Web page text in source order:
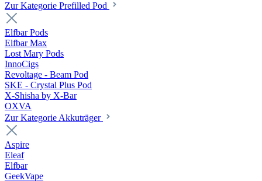
Zur Kategorie Prefilled Pod
Elfbar Pods
Elfbar Max
Lost Mary Pods
InnoCigs
Revoltage - Beam Pod
SKE - Crystal Plus Pod
X-Shisha by X-Bar
OXVA
Zur Kategorie Akkuträger
Aspire
Eleaf
Elfbar
GeekVape